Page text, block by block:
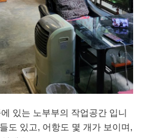
있는 노부부의 작업공간 입니
도 있고, 어항도 몇 개가 보이며,